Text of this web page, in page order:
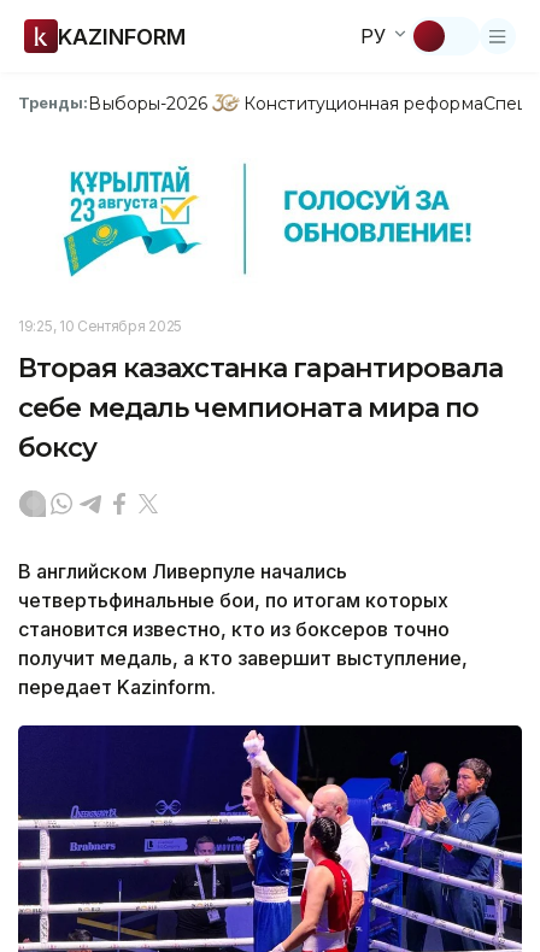
KAZINFORM РУ
Тренды:Выборы-2026 Конституционная реформа
19:25, 10 Сентября 2025
Вторая казахстанка гарантировала
себе медаль чемпионата мира по
боксу
В английском Ливерпуле начались
четвертьфинальные бои, по итогам которых
становится известно, кто из боксеров точно
получит медаль, а кто завершит выступление,
передает Kazinform.